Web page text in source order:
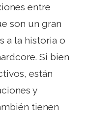
entre
son un gran
a la historia o
Si bien
están
y
tienen